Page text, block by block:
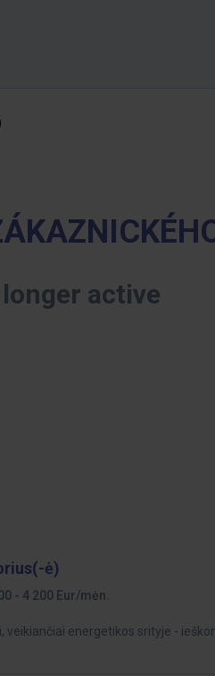
active
ė)
- 4 200 Eur/mėn.
energetikos srityje -